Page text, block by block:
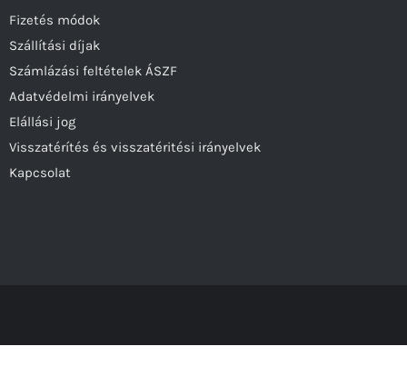
Fizetés módok
Szállítási díjak
Számlázási feltételek ÁSZF
Adatvédelmi irányelvek
Elállási jog
Visszatérítés és visszatéritési irányelvek
Kapcsolat